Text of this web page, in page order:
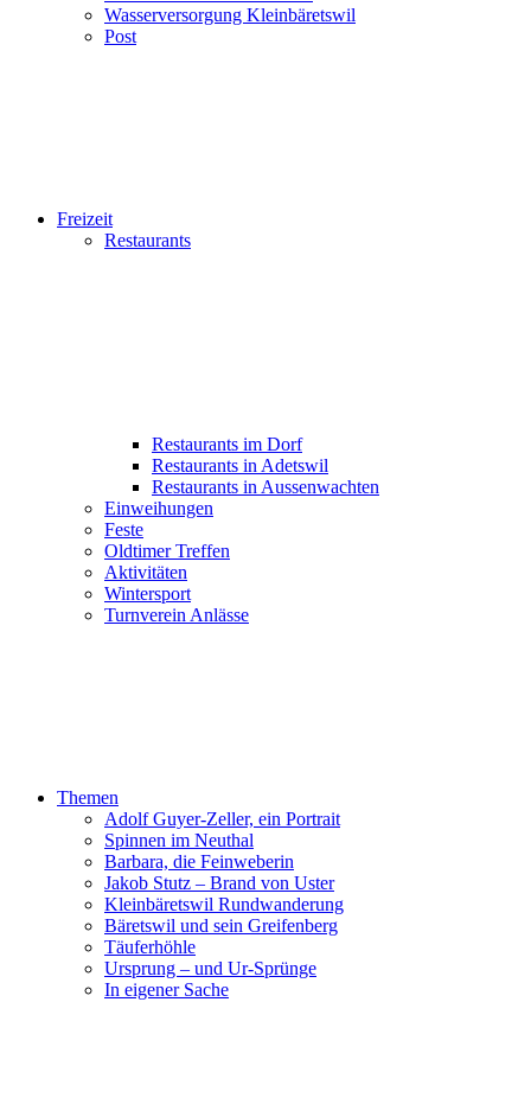
Wasserversorgung Kleinbäretswil
Post
Freizeit
Restaurants
Restaurants im Dorf
Restaurants in Adetswil
Restaurants in Aussenwachten
Einweihungen
Feste
Oldtimer Treffen
Aktivitäten
Wintersport
Turnverein Anlässe
Themen
Adolf Guyer-Zeller, ein Portrait
Spinnen im Neuthal
Barbara, die Feinweberin
Jakob Stutz – Brand von Uster
Kleinbäretswil Rundwanderung
Bäretswil und sein Greifenberg
Täuferhöhle
Ursprung – und Ur-Sprünge
In eigener Sache